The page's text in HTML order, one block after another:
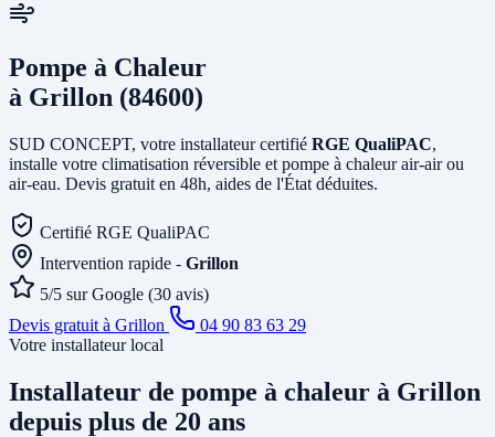
Pompe à Chaleur
à Grillon (84600)
SUD CONCEPT, votre installateur certifié RGE QualiPAC,
installe votre climatisation réversible et pompe à chaleur air-air ou
air-eau. Devis gratuit en 48h, aides de l'État déduites.
Certifié RGE QualiPAC
Intervention rapide - Grillon
5/5 sur Google (30 avis)
Devis gratuit à Grillon
04 90 83 63 29
Votre installateur local
Installateur de pompe à chaleur à Grillon
depuis plus de 20 ans